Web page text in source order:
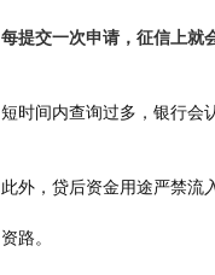
每提交一次申请，征信上就
短时间内查询过多，银行会
此外，贷后资金用途严禁流
资路。